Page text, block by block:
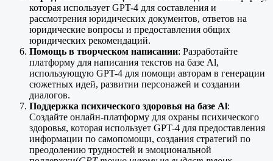
которая использует GPT-4 для составления и
рассмотрения юридических документов, ответов на
юридические вопросы и предоставления общих
юридических рекомендаций.
Помощь в творческом написании: Разработайте
платформу для написания текстов на базе Al,
использующую GPT-4 для помощи авторам в генерации
сюжетных идей, развитии персонажей и создании
диалогов.
Поддержка психического здоровья на базе Al:
Создайте онлайн-платформу для охраны психического
здоровья, которая использует GPT-4 для предоставления
информации по самопомощи, создания стратегий по
преодолению трудностей и эмоциональной